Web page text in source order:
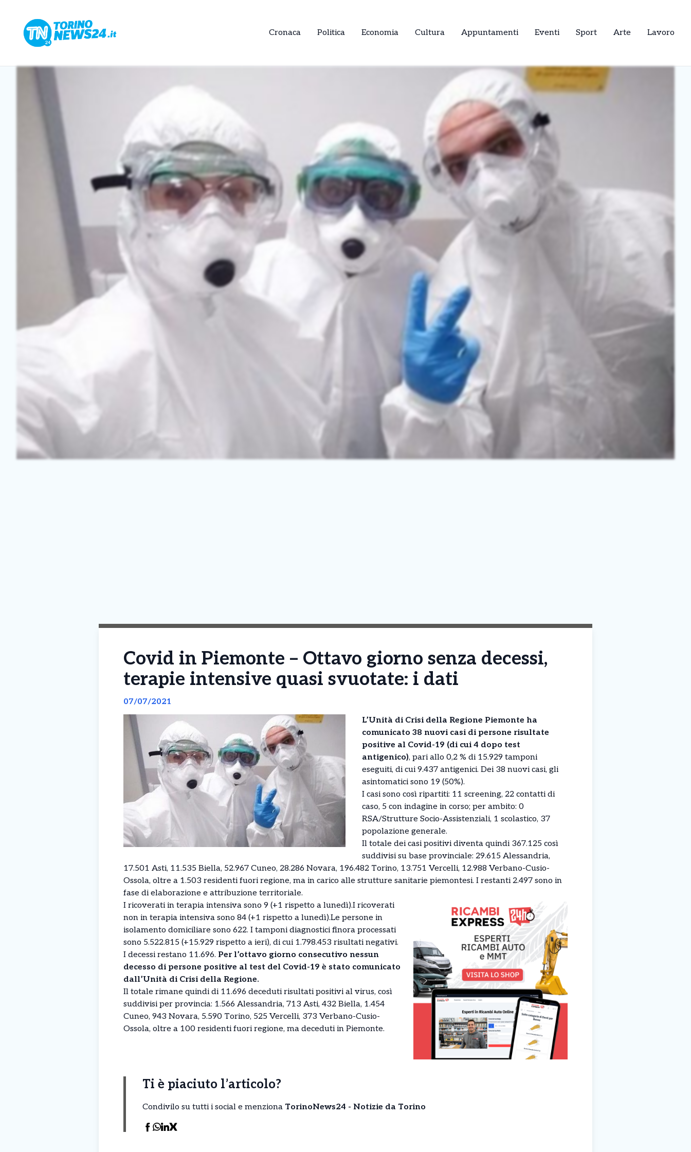
Cronaca Politica Economia Cultura Appuntamenti Eventi Sport Arte Lavoro
Covid in Piemonte – Ottavo giorno senza decessi,
terapie intensive quasi svuotate: i dati
07/07/2021
L’Unità di Crisi della Regione Piemonte ha
comunicato 38 nuovi casi di persone risultate
positive al Covid-19 (di cui 4 dopo test
antigenico), pari allo 0,2 % di 15.929 tamponi
eseguiti, di cui 9.437 antigenici. Dei 38 nuovi casi, gli
asintomatici sono 19 (50%).
I casi sono così ripartiti: 11 screening, 22 contatti di
caso, 5 con indagine in corso; per ambito: 0
RSA/Strutture Socio-Assistenziali, 1 scolastico, 37
popolazione generale.
Il totale dei casi positivi diventa quindi 367.125 così
suddivisi su base provinciale: 29.615 Alessandria,
17.501 Asti, 11.535 Biella, 52.967 Cuneo, 28.286 Novara, 196.482 Torino, 13.751 Vercelli, 12.988 Verbano-Cusio-
Ossola, oltre a 1.503 residenti fuori regione, ma in carico alle strutture sanitarie piemontesi. I restanti 2.497 sono in
fase di elaborazione e attribuzione territoriale.
I ricoverati in terapia intensiva sono 9 (+1 rispetto a lunedì).I ricoverati
non in terapia intensiva sono 84 (+1 rispetto a lunedì).Le persone in
isolamento domiciliare sono 622. I tamponi diagnostici finora processati
sono 5.522.815 (+15.929 rispetto a ieri), di cui 1.798.453 risultati negativi.
I decessi restano 11.696. Per l’ottavo giorno consecutivo nessun
decesso di persone positive al test del Covid-19 è stato comunicato
dall’Unità di Crisi della Regione.
Il totale rimane quindi di 11.696 deceduti risultati positivi al virus, così
suddivisi per provincia: 1.566 Alessandria, 713 Asti, 432 Biella, 1.454
Cuneo, 943 Novara, 5.590 Torino, 525 Vercelli, 373 Verbano-Cusio-
Ossola, oltre a 100 residenti fuori regione, ma deceduti in Piemonte.
Ti è piaciuto l’articolo?
Condivilo su tutti i social e menziona TorinoNews24 - Notizie da Torino